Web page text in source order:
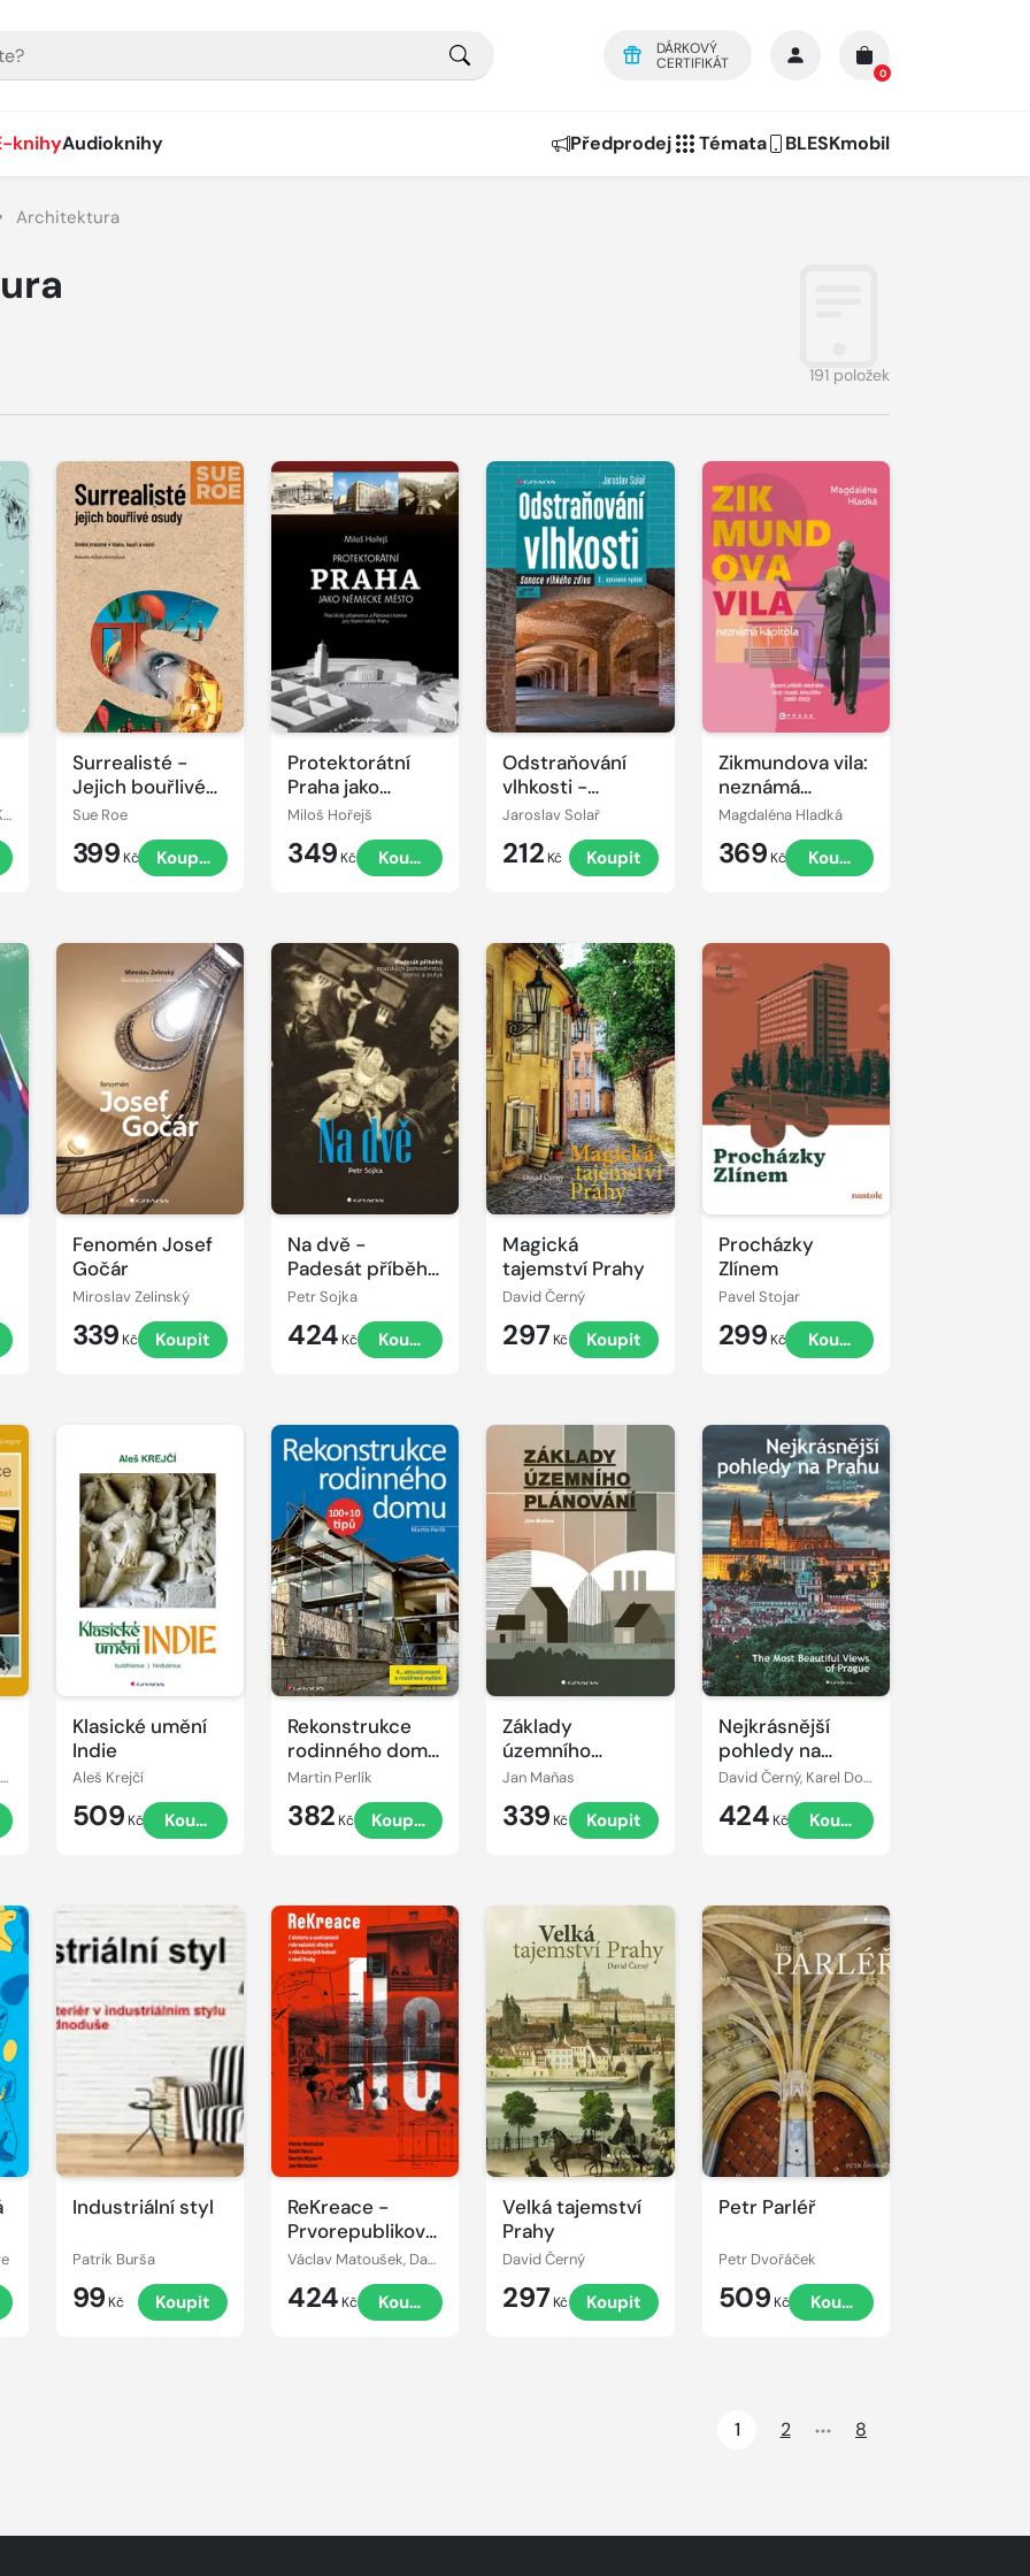
DÁRKOVÝ
CERTIFIKÁT
0
knihyAudioknihy Předprodej Témata BLESKmobil
Architektura
191 položek
Denisa Vostrá, Alice Kraemerová
Surrealisté -
Jejich bouřlivé
osudy
Sue Roe
399 Kč Koupit
Protektorátní
Praha jako
německé město
Miloš Hořejš
349 Kč Koupit
Odstraňování
vlhkosti -
Sanace vlhkého
upravené vydání
Jaroslav Solař
212 Kč Koupit
Zikmundova vila:
neznámá
kapitola
Magdaléna Hladká
369 Kč Koupit
Fenomén Josef
Gočár
Miroslav Zelinský
339 Kč Koupit
Na dvě -
Padesát příběhů
pražských
pohostinství,
pivnic a putyk
Petr Sojka
424 Kč Koupit
Magická
tajemství Prahy
David Černý
297 Kč Koupit
Procházky
Zlínem
Pavel Stojar
299 Kč Koupit
Břetislav Židlický, Jakub Dolejš, Dalibor Gregor
Klasické umění
Indie
Aleš Krejčí
509 Kč Koupit
Rekonstrukce
rodinného domu
- 100+10 tipů, 4.,
aktualizované
vydání
Martin Perlík
382 Kč Koupit
Základy
územního
plánování
Jan Maňas
339 Kč Koupit
Nejkrásnější
pohledy na
Prahu
David Černý, Karel Dobeš
424 Kč Koupit
Industriální styl
Patrik Burša
99 Kč Koupit
ReKreace -
Prvorepubliková
letní sídla v okolíVáclav Matoušek, David Vávra
424 Kč Koupit
Velká tajemství
Prahy
David Černý
297 Kč Koupit
Petr Parléř
Petr Dvořáček
509 Kč Koupit
1 2 8